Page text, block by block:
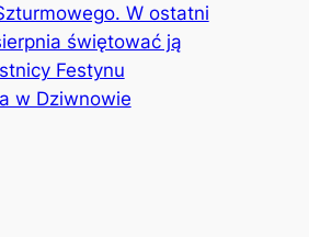
W ostatni
świętować ją
Festynu
w Dziwnowie